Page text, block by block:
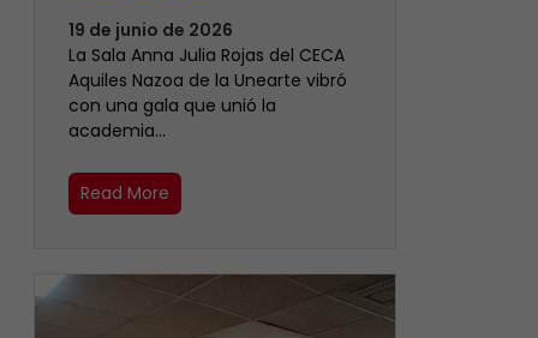
19 de junio de 2026
La Sala Anna Julia Rojas del CECA
Aquiles Nazoa de la Unearte vibró
con una gala que unió la
academia…
Read More